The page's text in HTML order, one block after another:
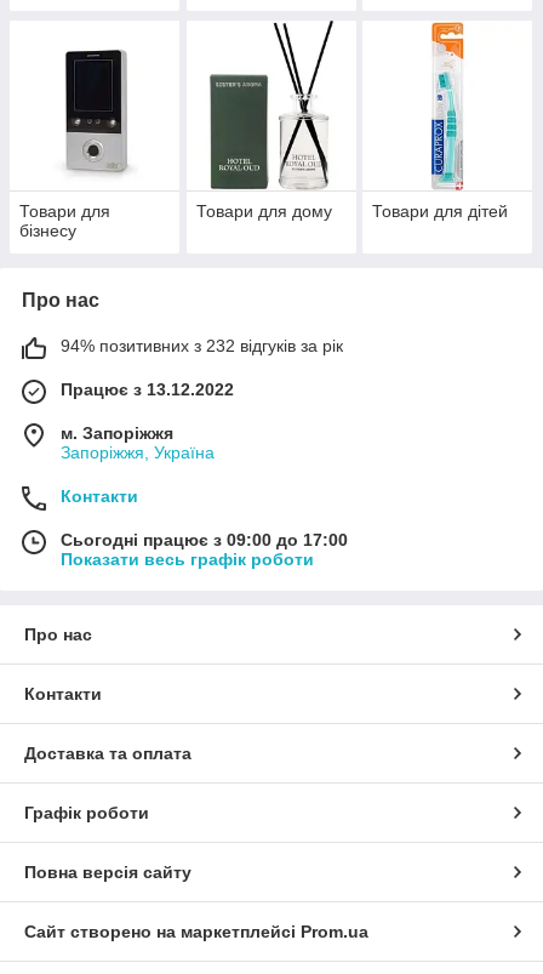
Товари для
бізнесу
Товари для дому Товари для дітей
Про нас
94% позитивних з 232 відгуків за рік
Працює з 13.12.2022
м. Запоріжжя
Запоріжжя, Україна
Контакти
Сьогодні працює з 09:00 до 17:00
Показати весь графік роботи
Про нас
Контакти
Доставка та оплата
Графік роботи
Повна версія сайту
Сайт створено на маркетплейсі Prom.ua